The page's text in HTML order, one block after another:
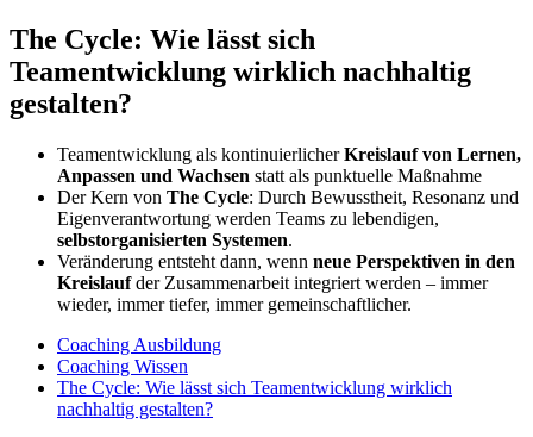
The Cycle: Wie lässt sich
Teamentwicklung wirklich nachhaltig
gestalten?
Teamentwicklung als kontinuierlicherKreislauf von Lernen,
Anpassen und Wachsen statt als punktuelle Maßnahme
Der Kern von The Cycle: Durch Bewusstheit, Resonanz und
Eigenverantwortung werden Teams zu lebendigen,
selbstorganisierten Systemen.
Veränderung entsteht dann, wenn neue Perspektiven in den
Kreislaufder Zusammenarbeit integriert werden – immer
wieder, immer tiefer, immer gemeinschaftlicher.
Coaching Ausbildung
Coaching Wissen
The Cycle: Wie lässt sich Teamentwicklung wirklich
nachhaltig gestalten?